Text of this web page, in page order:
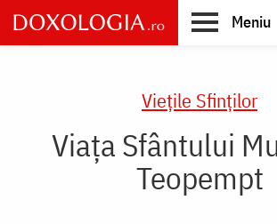
Skip
to
main
Meniu
Vieţile Sfinţilor
Viața Sfântului
Teopempt